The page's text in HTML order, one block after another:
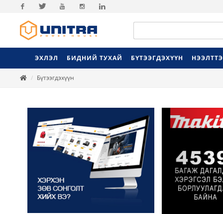
Facebook
ЭХЛЭЛ БИДНИЙ ТУХАЙ БҮТЭЭГДЭХҮҮН
Бүтээгдэхүүн